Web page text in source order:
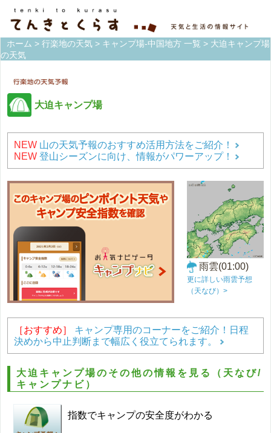
ホーム > 行楽地の天気 > キャンプ場-中国地方 一覧 > 大迫キャンプ場
の天気
大迫キャンプ場
NEW 山の天気予報のおすすめ活用方法をご紹介！
NEW 登山シーズンに向け、情報がパワーアップ！
雨雲(01:00)
更に詳しい雨雲予想
（天なび）>
［おすすめ］
キャンプ専用のコーナーをご紹介！日程
決めから中止判断まで幅広く役立てられます。
大迫キャンプ場のその他の情報を見る（天なび/
キャンプナビ）
指数でキャンプの安全度がわかる